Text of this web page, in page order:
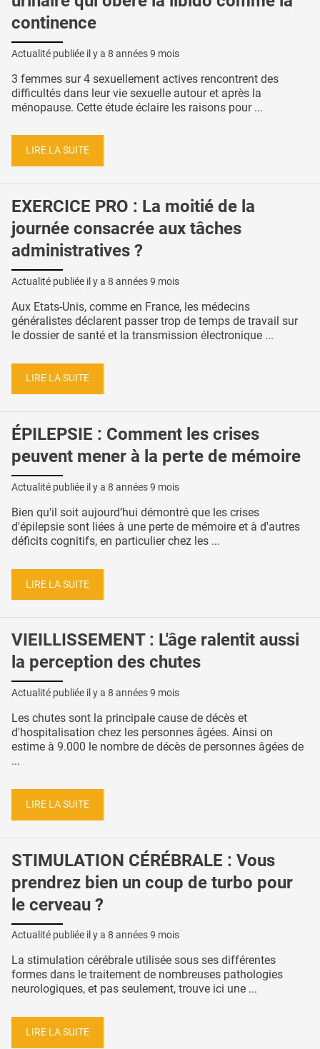
continence
Actualité publiée il y a 8 années 9 mois
3 femmes sur 4 sexuellement actives rencontrent des
difficultés dans leur vie sexuelle autour et après la
ménopause. Cette étude éclaire les raisons pour ...
LIRE LA SUITE
EXERCICE PRO : La moitié de la
journée consacrée aux tâches
administratives ?
Actualité publiée il y a 8 années 9 mois
Aux Etats-Unis, comme en France, les médecins
généralistes déclarent passer trop de temps de travail sur
le dossier de santé et la transmission électronique ...
LIRE LA SUITE
ÉPILEPSIE : Comment les crises
peuvent mener à la perte de mémoire
Actualité publiée il y a 8 années 9 mois
Bien qu'il soit aujourd’hui démontré que les crises
d'épilepsie sont liées à une perte de mémoire et à d'autres
déficits cognitifs, en particulier chez les ...
LIRE LA SUITE
VIEILLISSEMENT : L'âge ralentit aussi
la perception des chutes
Actualité publiée il y a 8 années 9 mois
Les chutes sont la principale cause de décès et
d'hospitalisation chez les personnes âgées. Ainsi on
estime à 9.000 le nombre de décès de personnes âgées de
...
LIRE LA SUITE
STIMULATION CÉRÉBRALE : Vous
prendrez bien un coup de turbo pour
le cerveau ?
Actualité publiée il y a 8 années 9 mois
La stimulation cérébrale utilisée sous ses différentes
formes dans le traitement de nombreuses pathologies
neurologiques, et pas seulement, trouve ici une ...
LIRE LA SUITE